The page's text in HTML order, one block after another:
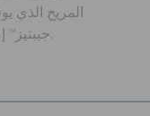
المريح الذي
جيبتيز™ إمكانية تخصيصه لإضافة لمسة تعبر عن شخصيتهم.